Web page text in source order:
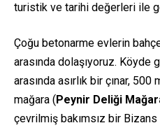
turistik ve tarihi değerleri ile
Çoğu betonarme evlerin
arasında dolaşıyoruz. Köyde
arasında asırlık bir çınar,
mağara ( Peynir Deliği
çevrilmiş bakımsız bir Bizans